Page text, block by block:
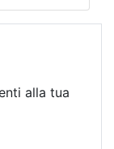
alla tua